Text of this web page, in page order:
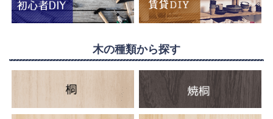
木の種類から探す